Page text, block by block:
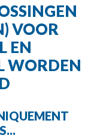
VOOR
EN
WORDEN